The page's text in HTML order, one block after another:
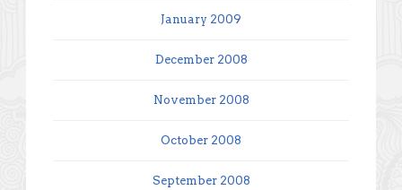
January 2009
December 2008
November 2008
October 2008
September 2008